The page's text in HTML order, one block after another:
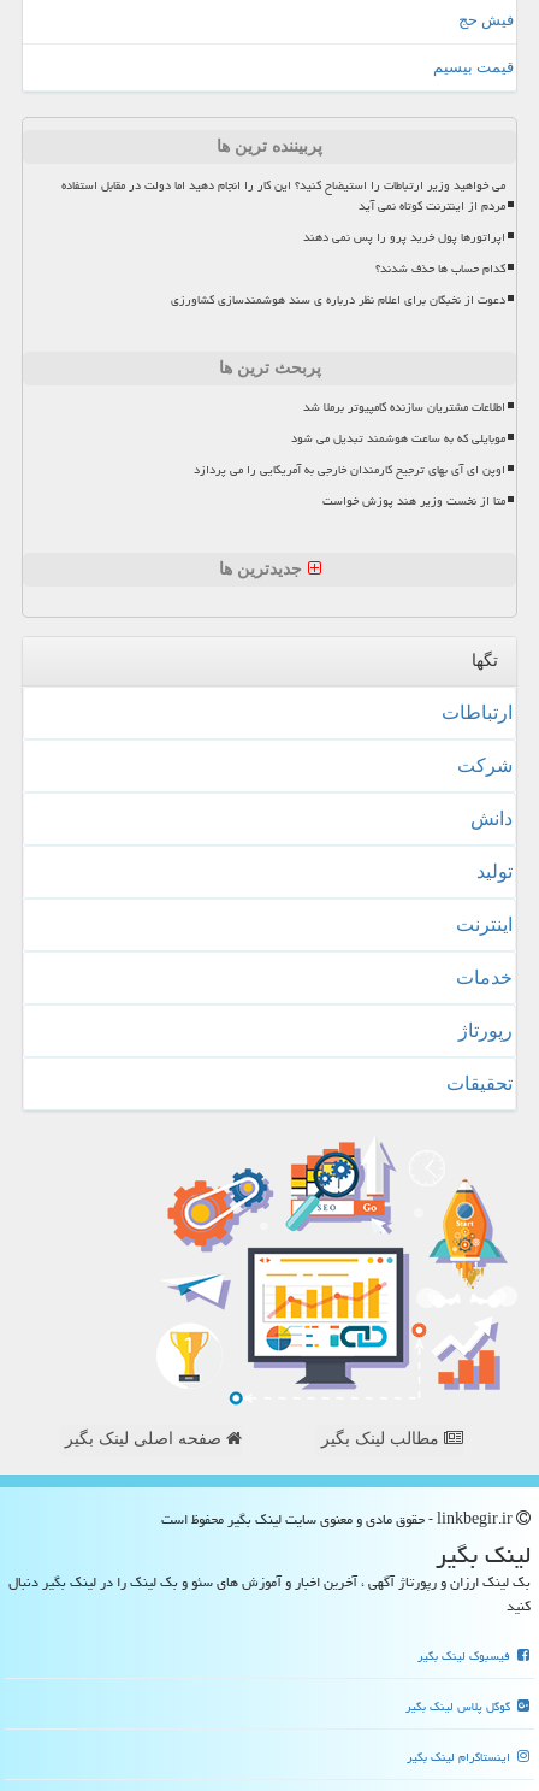
فیش حج
قیمت بیسیم
پربیننده ترین ها
می خواهید وزیر ارتباطات را استیضاح کنید؟ این کار را انجام دهید اما دولت در مقابل استفاده
مردم از اینترنت کوتاه نمی آید
اپراتورها پول خرید پرو را پس نمی دهند
کدام حساب ها حذف شدند؟
دعوت از نخبگان برای اعلام نظر درباره ی سند هوشمندسازی کشاورزی
پربحث ترین ها
اطلاعات مشتریان سازنده کامپیوتر برملا شد
موبایلی که به ساعت هوشمند تبدیل می شود
اوپن ای آی بهای ترجیح کارمندان خارجی به آمریکایی را می پردازد
متا از نخست وزیر هند پوزش خواست
جدیدترین ها
تگها
ارتباطات
شركت
دانش
تولید
اینترنت
خدمات
رپورتاژ
تحقیقات
مطالب لینک بگیر صفحه اصلی لینک بگیر
لینك بگیر
بک لینک ارزان و رپورتاژ آگهی ، آخرین اخبار و آموزش های سئو و بک لینک را در لینک بگیر دنبال
کنید
فیسبوک لینک بگیر
گوگل پلاس لینک بگیر
اینستاگرام لینک بگیر